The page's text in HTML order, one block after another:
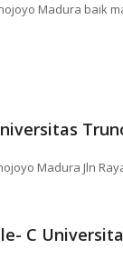
Madura baik
Madura Jln
C